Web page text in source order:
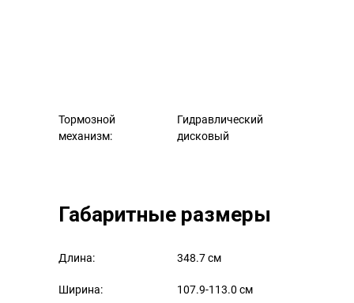
Тормозной
механизм:
Гидравлический
дисковый
Габаритные размеры
Длина: 348.7 см
Ширина: 107.9-113.0 см